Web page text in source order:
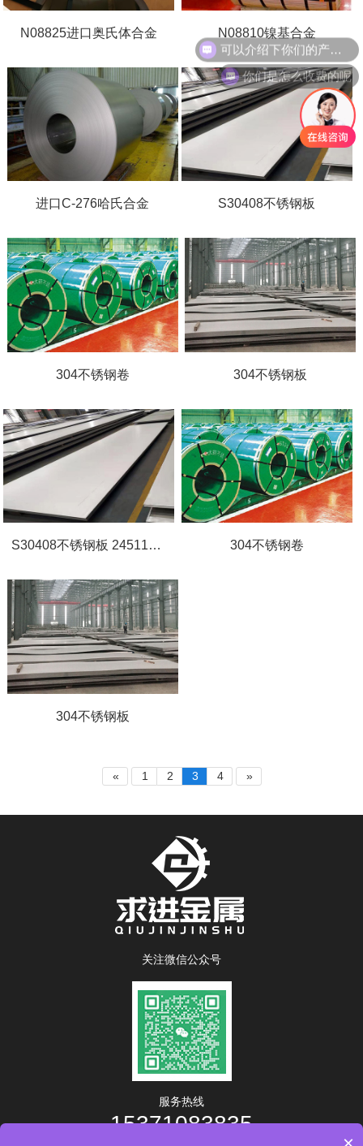
N08825进口奥氏体合金 N08810镍基合金
进口C-276哈氏合金 S30408不锈钢板
304不锈钢卷 304不锈钢板
S30408不锈钢板 24511执行标准 304不锈钢卷
304不锈钢板
« 1 2 3 4 »
关注微信公众号
服务热线
15371083835
可以介绍下你们的产品么
你们是怎么收费的呢